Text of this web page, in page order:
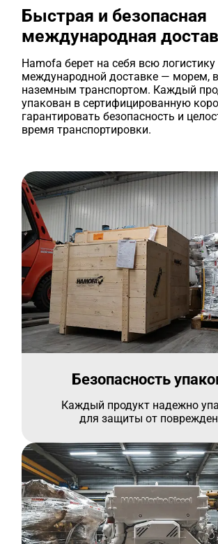
Быстрая и безопасная
международная
Hamofa берет на себя всю логистику
международной доставке — морем,
наземным транспортом. Каждый
упакован в сертифицированную
гарантировать безопасность и
время транспортировки.
Безопасность
Каждый продукт надежно
для защиты от